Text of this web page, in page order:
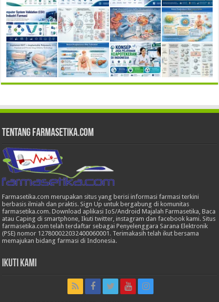
Tentang Farmasetika.com
Farmasetika.com merupakan situs yang berisi informasi farmasi terkini
berbasis ilmiah dan praktis. Sign Up untuk bergabung di komunitas
farmasetika.com. Download aplikasi IoS/Android Majalah Farmasetika, Baca
atau Caping di smartphone, Ikuti twitter, instagram dan facebook kami. Situs
farmasetika.com telah terdaftar sebagai Penyelenggara Sarana Elektronik
(PSE) nomor 127800022032400060001. Terimakasih telah ikut bersama
memajukan bidang farmasi di Indonesia.
Ikuti Kami